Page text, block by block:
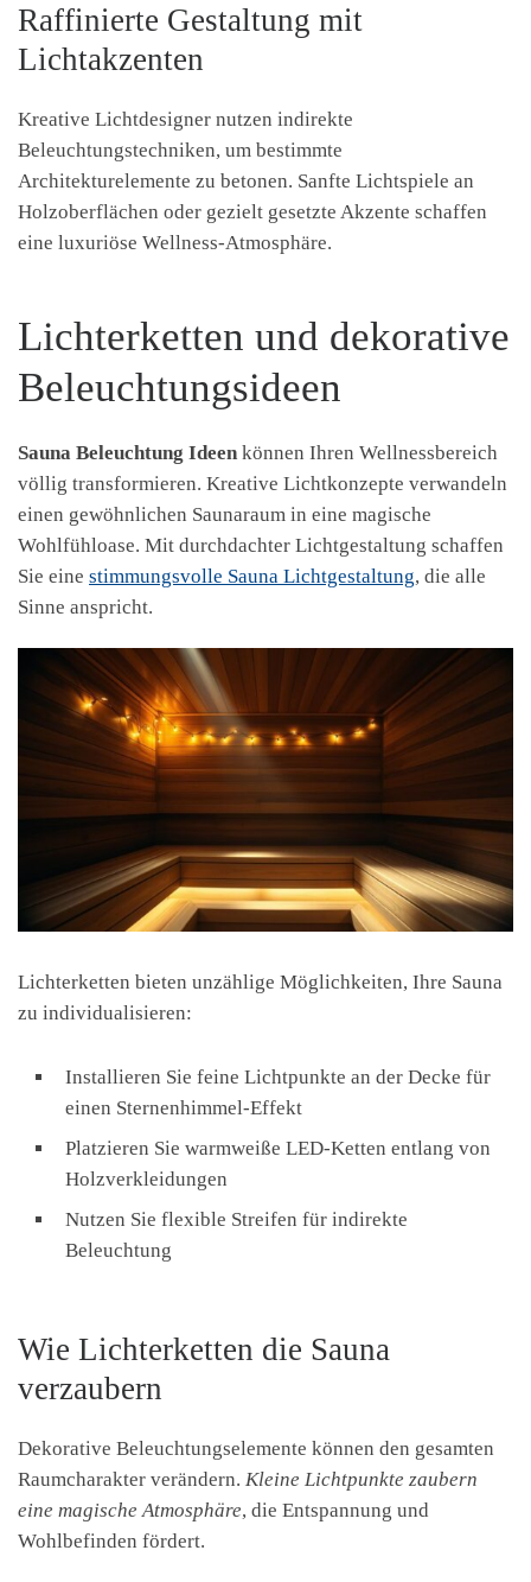
Raffinierte Gestaltung mit
Lichtakzenten
Kreative Lichtdesigner nutzen indirekte
Beleuchtungstechniken, um bestimmte
Architekturelemente zu betonen. Sanfte Lichtspiele an
Holzoberflächen oder gezielt gesetzte Akzente schaffen
eine luxuriöse Wellness-Atmosphäre.
Lichterketten und dekorative
Beleuchtungsideen
Sauna Beleuchtung Ideen können Ihren Wellnessbereich
völlig transformieren. Kreative Lichtkonzepte verwandeln
einen gewöhnlichen Saunaraum in eine magische
Wohlfühloase. Mit durchdachter Lichtgestaltung schaffen
Sie eine stimmungsvolle Sauna Lichtgestaltung, die alle
Sinne anspricht.
Lichterketten bieten unzählige Möglichkeiten, Ihre Sauna
zu individualisieren:
Installieren Sie feine Lichtpunkte an der Decke für
einen Sternenhimmel-Effekt
Platzieren Sie warmweiße LED-Ketten entlang von
Holzverkleidungen
Nutzen Sie flexible Streifen für indirekte
Beleuchtung
Wie Lichterketten die Sauna
verzaubern
Dekorative Beleuchtungselemente können den gesamten
Raumcharakter verändern. Kleine Lichtpunkte zaubern
eine magische Atmosphäre, die Entspannung und
Wohlbefinden fördert.